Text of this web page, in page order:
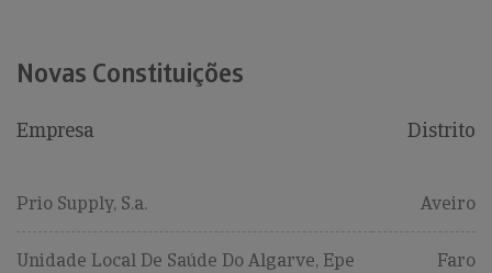
Novas Constituições
Empresa Distrito
Prio Supply, S.a. Aveiro
Unidade Local De Saúde Do Algarve, Epe Faro